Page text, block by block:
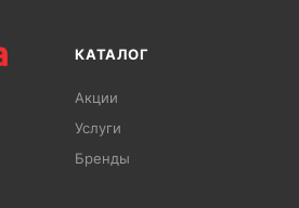
КАТАЛОГ
Акции
Услуги
Бренды